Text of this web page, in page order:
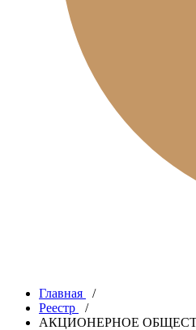
Главная
/
Реестр
/
АКЦИОНЕРНОЕ